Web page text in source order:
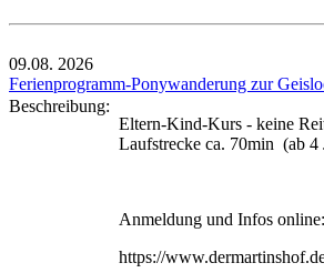
09.08. 2026
Ferienprogramm-Ponywanderung zur
Beschreibung:
Eltern-Kind-Kurs - keine
Laufstrecke ca. 70min (ab 4
Anmeldung und Infos online:
https://